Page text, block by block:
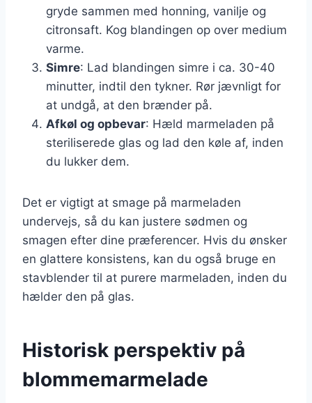
gryde sammen med honning, vanilje og
citronsaft. Kog blandingen op over medium
varme.
Simre: Lad blandingen simre i ca. 30-40
minutter, indtil den tykner. Rør jævnligt for
at undgå, at den brænder på.
Afkøl og opbevar: Hæld marmeladen på
steriliserede glas og lad den køle af, inden
du lukker dem.
Det er vigtigt at smage på marmeladen
undervejs, så du kan justere sødmen og
smagen efter dine præferencer. Hvis du ønsker
en glattere konsistens, kan du også bruge en
stavblender til at purere marmeladen, inden du
hælder den på glas.
Historisk perspektiv på
blommemarmelade